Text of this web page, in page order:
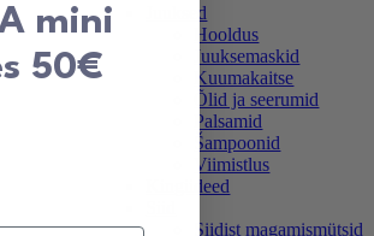
Juuksed
Hooldus
Juuksemaskid
Kuumakaitse
Õlid ja seerumid
Palsamid
Šampoonid
Viimistlus
Kingiideed
Siidist magamismütsid
mini
50€